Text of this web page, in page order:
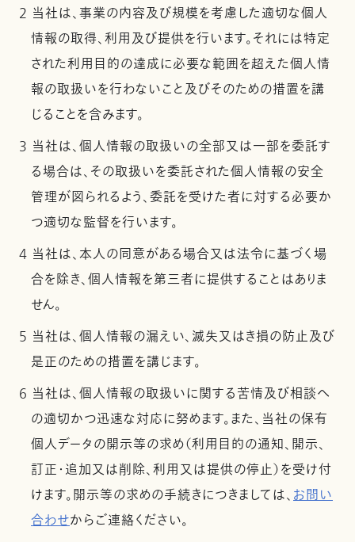
2 当社は、事業の内容及び規模を考慮した適切な個人
情報の取得、利用及び提供を行います。それには特定
された利用目的の達成に必要な範囲を超えた個人情
報の取扱いを行わないこと及びそのための措置を講
じることを含みます。
3 当社は、個人情報の取扱いの全部又は一部を委託す
る場合は、その取扱いを委託された個人情報の安全
管理が図られるよう、委託を受けた者に対する必要か
つ適切な監督を行います。
4 当社は、本人の同意がある場合又は法令に基づく場
合を除き、個人情報を第三者に提供することはありま
せん。
5 当社は、個人情報の漏えい、滅失又はき損の防止及び
是正のための措置を講じます。
6 当社は、個人情報の取扱いに関する苦情及び相談へ
の適切かつ迅速な対応に努めます。また、当社の保有
個人データの開示等の求め（利用目的の通知、開示、
訂正・追加又は削除、利用又は提供の停止）を受け付
けます。開示等の求めの手続きにつきましては、お問い
合わせからご連絡ください。